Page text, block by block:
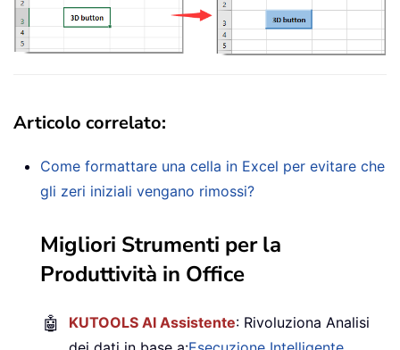
Articolo correlato:
Come formattare una cella in Excel per evitare che
gli zeri iniziali vengano rimossi?
Migliori Strumenti per la
Produttività in Office
🤖 KUTOOLS AI Assistente: Rivoluziona Analisi